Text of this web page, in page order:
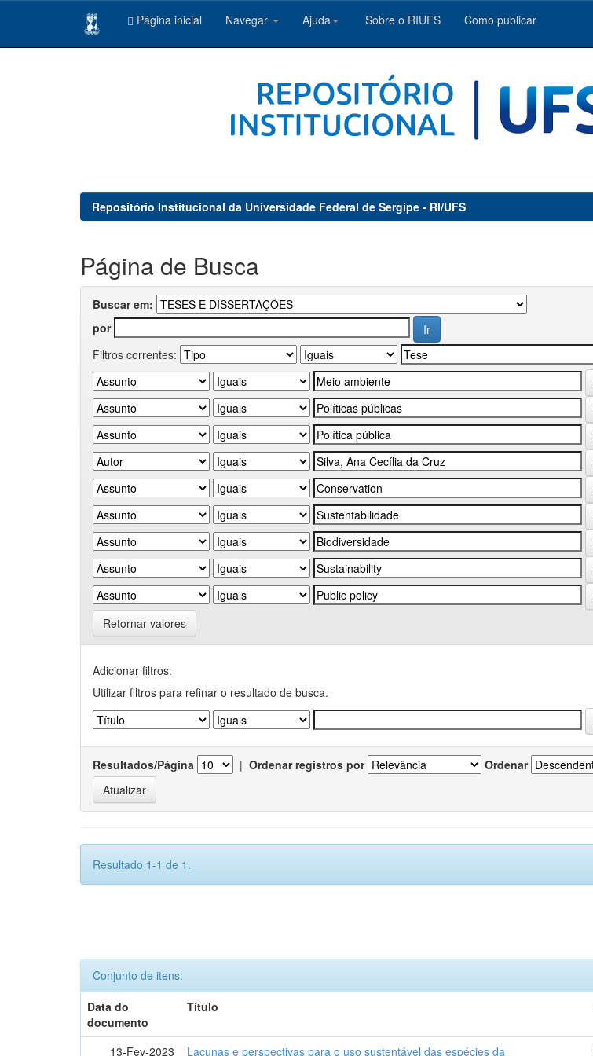
Página inicial Navegar Ajuda Sobre o RIUFS Como publicar
Repositório Institucional da Universidade Federal de Sergipe - RI/UFS
Página de Busca
Buscar em:
por
Filtros correntes:
Retornar valores
Adicionar filtros:
Utilizar filtros para refinar o resultado de busca.
Resultados/Página | Ordenar registros por Ordenar
Resultado 1-1 de 1.
Conjunto de itens:
Data do
documento
Título
13-Fev-2023 Lacunas e perspectivas para o uso sustentável das espécies da